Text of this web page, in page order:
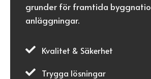
grunder för framtida
anläggningar.
 Kvalitet & Säkerhet
 Trygga lösningar